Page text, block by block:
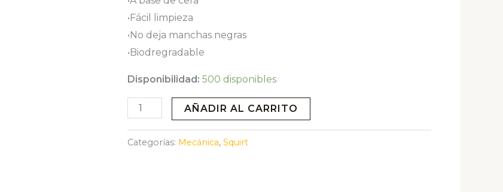
•Fácil limpieza
•No deja manchas negras
•Biodregradable
Disponibilidad: 500 disponibles
SQUIRT
LUBE
AÑADIR AL CARRITO
Categorías: Mecánica,Squirt